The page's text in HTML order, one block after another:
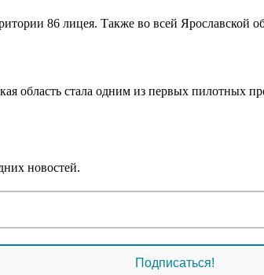
86 лицея. Также во всей Ярославской
область стала одним из первых пилотных
новостей.